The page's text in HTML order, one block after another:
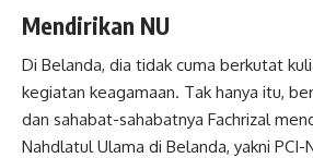
Mendirikan NU
Di Belanda, dia tidak cuma berkutat
kegiatan keagamaan. Tak hanya itu,
dan sahabat-sahabatnya Fachrizal
Nahdlatul Ulama di Belanda, yakni PCI-